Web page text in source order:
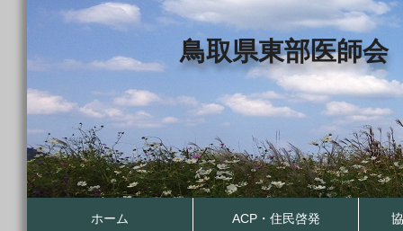
鳥取県東部医師
ホーム ACP・住民啓発